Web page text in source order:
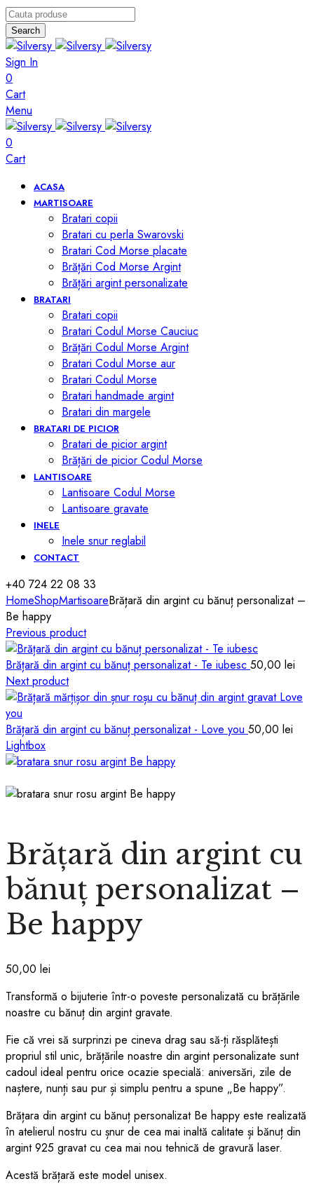
Search
Sign In
0
Cart
Menu
0
Cart
ACASA
MARTISOARE
Bratari copii
Bratari cu perla Swarovski
Bratari Cod Morse placate
Brățări Cod Morse Argint
Brățări argint personalizate
BRATARI
Bratari copii
Bratari Codul Morse Cauciuc
Brățări Codul Morse Argint
Bratari Codul Morse aur
Bratari Codul Morse
Bratari handmade argint
Bratari din margele
BRATARI DE PICIOR
Bratari de picior argint
Brățări de picior Codul Morse
LANTISOARE
Lantisoare Codul Morse
Lantisoare gravate
INELE
Inele snur reglabil
CONTACT
+40 724 22 08 33
HomeShopMartisoareBrățară din argint cu bănuț personalizat –
Be happy
Previous product
Brățară din argint cu bănuț personalizat - Te iubesc 50,00 lei
Next product
Brățară din argint cu bănuț personalizat - Love you 50,00 lei
Lightbox
Brățară din argint cu
bănuț personalizat –
Be happy
50,00 lei
Transformă o bijuterie într-o poveste personalizată cu brățările
noastre cu bănuț din argint gravate.
Fie că vrei să surprinzi pe cineva drag sau să-ți răsplătești
propriul stil unic, brățările noastre din argint personalizate sunt
cadoul ideal pentru orice ocazie specială: aniversări, zile de
naștere, nunți sau pur și simplu pentru a spune „Be happy”.
Brățara din argint cu bănuț personalizat Be happy este realizată
în atelierul nostru cu șnur de cea mai inaltă calitate și bănuț din
argint 925 gravat cu cea mai nou tehnică de gravură laser.
Acestă brățară este model unisex.